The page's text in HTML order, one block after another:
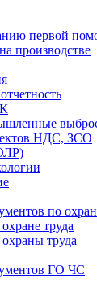
первой
производстве
НДС, ЗСО
по
труда
труда
ГО ЧС